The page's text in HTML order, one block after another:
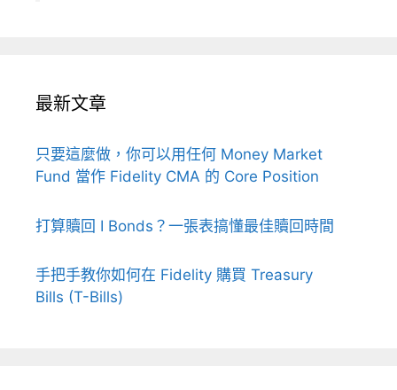
最新文章
只要這麼做，你可以用任何 Money Market
Fund 當作 Fidelity CMA 的 Core Position
打算贖回 I Bonds？一張表搞懂最佳贖回時間
手把手教你如何在 Fidelity 購買 Treasury
Bills (T-Bills)